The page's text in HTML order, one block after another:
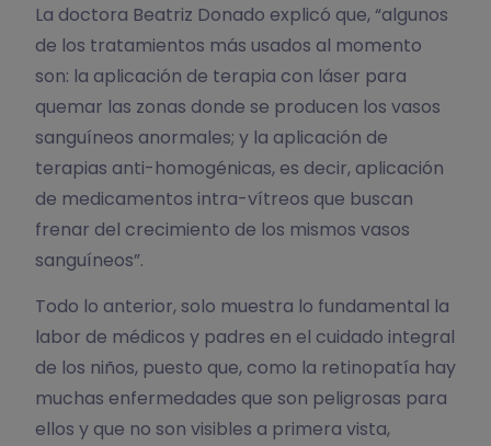
La doctora Beatriz Donado explicó que, “algunos
de los tratamientos más usados al momento
son: la aplicación de terapia con láser para
quemar las zonas donde se producen los vasos
sanguíneos anormales; y la aplicación de
terapias anti-homogénicas, es decir, aplicación
de medicamentos intra-vítreos que buscan
frenar del crecimiento de los mismos vasos
sanguíneos”.
Todo lo anterior, solo muestra lo fundamental la
labor de médicos y padres en el cuidado integral
de los niños, puesto que, como la retinopatía hay
muchas enfermedades que son peligrosas para
ellos y que no son visibles a primera vista,